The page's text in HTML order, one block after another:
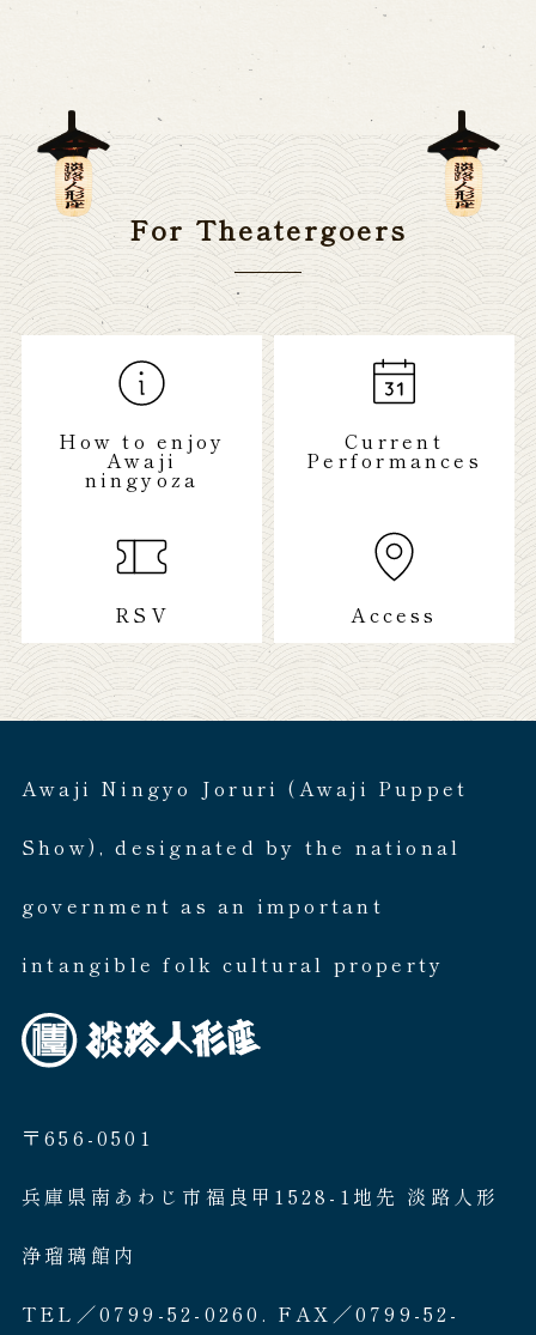
For Theatergoers
How to enjoy
Awaji
ningyoza
Current
Performances
RSV Access
Awaji Ningyo Joruri (Awaji Puppet
Show), designated by the national
government as an important
intangible folk cultural property
〒656-0501
兵庫県南あわじ市福良甲1528-1地先 淡路人形
浄瑠璃館内
TEL／0799-52-0260. FAX／0799-52-